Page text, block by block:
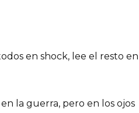
en shock, lee el resto en
la guerra, pero en los ojos